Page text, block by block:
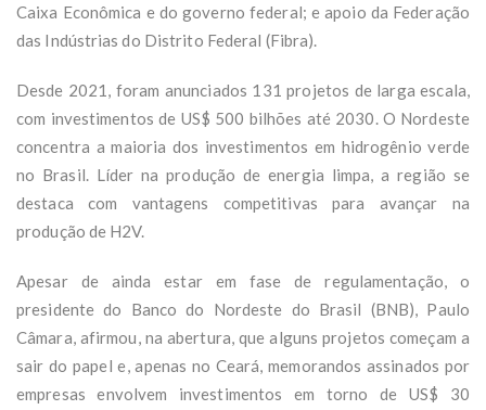
Caixa Econômica e do governo federal; e apoio da Federação
das Indústrias do Distrito Federal (Fibra).
Desde 2021, foram anunciados 131 projetos de larga escala,
com investimentos de US$ 500 bilhões até 2030. O Nordeste
concentra a maioria dos investimentos em hidrogênio verde
no Brasil. Líder na produção de energia limpa, a região se
destaca com vantagens competitivas para avançar na
produção de H2V.
Apesar de ainda estar em fase de regulamentação, o
presidente do Banco do Nordeste do Brasil (BNB), Paulo
Câmara, afirmou, na abertura, que alguns projetos começam a
sair do papel e, apenas no Ceará, memorandos assinados por
empresas envolvem investimentos em torno de US$ 30